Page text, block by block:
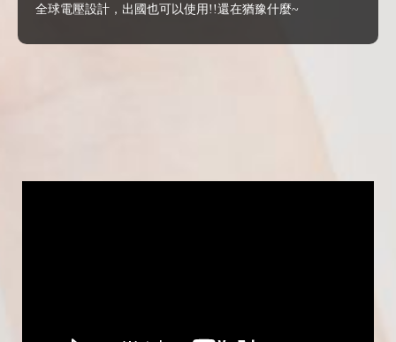
全球電壓設計，出國也可以使用!!還在猶豫什麼~